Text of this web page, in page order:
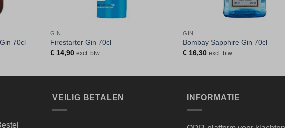
70cl
GIN
Firestarter Gin 70cl
€ 14,90 excl. btw
GIN
Bombay Sapphire Gin 70cl
€ 16,30 excl. btw
VEILIG BETALEN INFORMATIE